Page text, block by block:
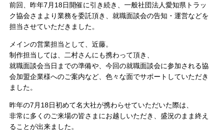
前回、昨年7月18日開催に引き続き、一般社団法人愛知県トラッ
ク協会さまより業務を委託頂き、就職面談会の告知・運営などを
担当させていただきました。
メインの営業担当として、近藤。
制作担当しては、二村さんにも携わって頂き、
就職面談会当日までの準備や、今回の就職面談会に参加される協
会加盟企業様へのご案内など、色々な面でサポートしていただき
ました。
昨年の7月18日初めて名大社が携わらせていただいた際は、
非常に多くのご来場の皆さまにお越しいただき、盛況のまま終え
ることが出来ました。